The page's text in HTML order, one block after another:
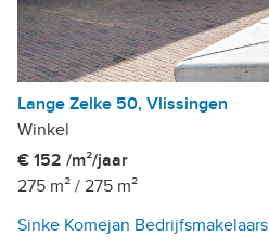
Lange Zelke 50, Vlissingen
Winkel
€ 152 /m²/jaar
275 m² / 275 m²
Sinke Komejan Bedrijfsmakelaars